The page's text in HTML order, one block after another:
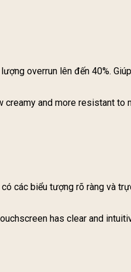
overrun lên đến 40%.
and more resistant
có các biểu tượng rõ ràng và
has clear and